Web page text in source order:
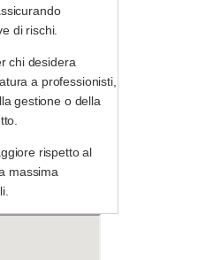
di rischi.
chi desidera
a professionisti,
gestione o della
rispetto al
massima